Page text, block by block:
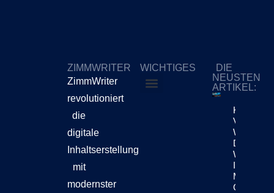
ZIMMWRITER
ZimmWriter
revolutioniert
die
digitale
Inhaltserstellung
mit
modernster
WICHTIGES
DIE
NEUSTEN
ARTIKEL:
KI
Verändert
Weiterhin
Die
Im
Content